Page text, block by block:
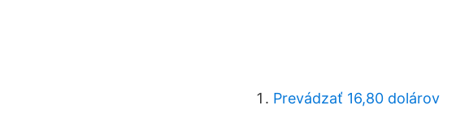
Prevádzať 16,80 dolárov